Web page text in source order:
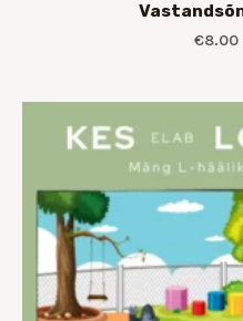
€8.00